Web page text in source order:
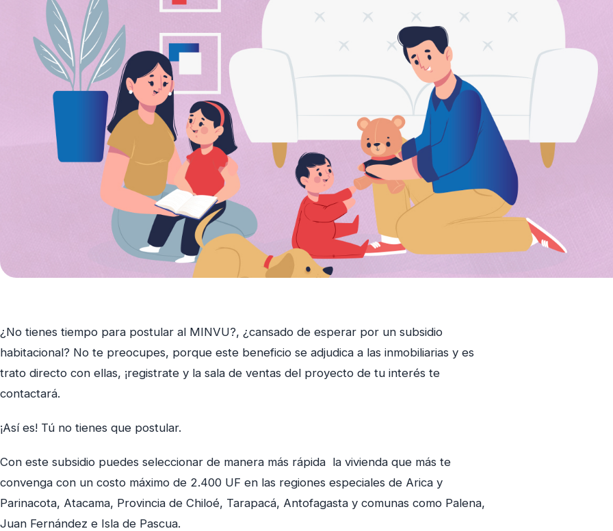
¿No tienes tiempo para postular al MINVU?, ¿cansado de esperar por un subsidio
habitacional? No te preocupes, porque este beneficio se adjudica a las inmobiliarias y es
trato directo con ellas, ¡registrate y la sala de ventas del proyecto de tu interés te
contactará.
¡Así es! Tú no tienes que postular.
Con este subsidio puedes seleccionar de manera más rápida la vivienda que más te
convenga con un costo máximo de 2.400 UF en las regiones especiales de Arica y
Parinacota, Atacama, Provincia de Chiloé, Tarapacá, Antofagasta y comunas como Palena,
Juan Fernández e Isla de Pascua.